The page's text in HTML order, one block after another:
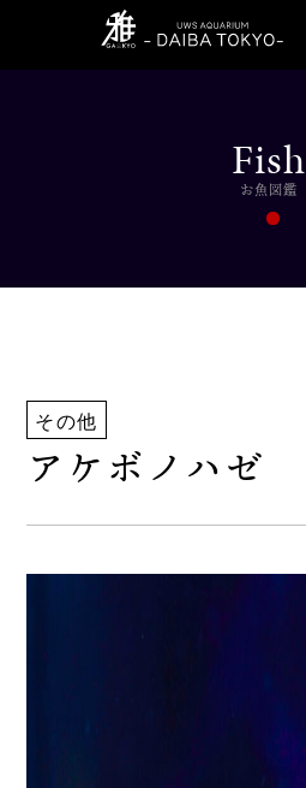
Fish
お魚図鑑
その他
アケボノハゼ